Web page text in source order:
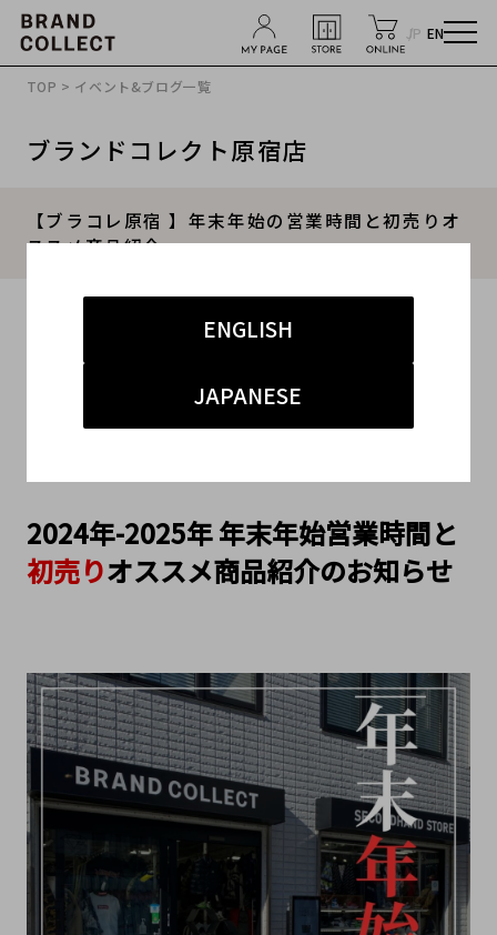
JP EN
ENGLISH
JAPANESE
TOP > イベント&ブログ一覧
ブランドコレクト原宿店
【ブラコレ原宿 】年末年始の営業時間と初売りオ
ススメ商品紹介
#原宿 ラグジュアリー
2024年-2025年 年末年始営業時間と
初売りオススメ商品紹介のお知らせ